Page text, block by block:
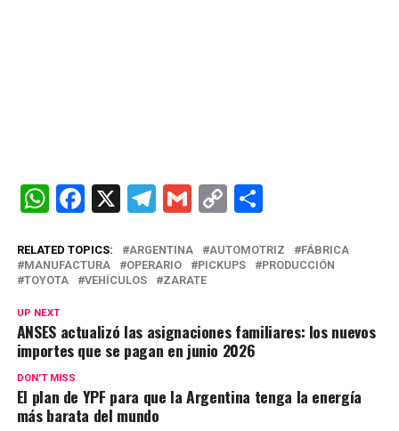
W
at
s
A
p
p
F
ce
b
o
k
X T
e
gr
m
G
ail
C
py
k
C
m
tir
RELATED TOPICS: ARGENTINA AUTOMOTRIZ
FÁBRICA
MANUFACTURA
OPERARIO PICKUPS
PRODUCCIÓN
TOYOTA
VEHÍCULOS ZARATE
UP NEXT
ANSES actualizó las asignaciones familiares: los nuevos
importes que se pagan en junio 2026
DON'T MISS
El plan de YPF para que la Argentina tenga la energía
más barata del mundo